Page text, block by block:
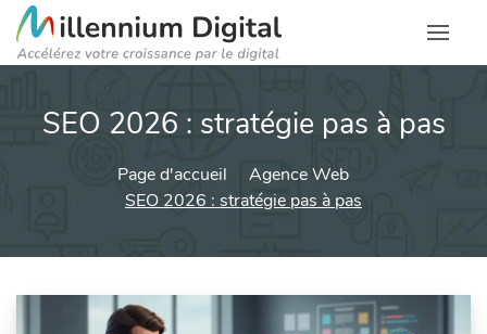
SEO 2026 : stratégie pas à pas
Page d'accueil
Agence Web
SEO 2026 : stratégie pas à pas